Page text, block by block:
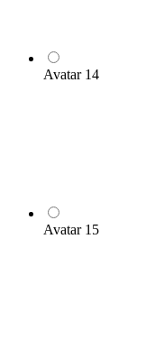
Avatar 14
Avatar 15